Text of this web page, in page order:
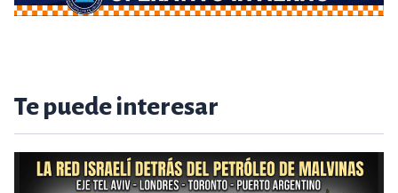
Te puede interesar